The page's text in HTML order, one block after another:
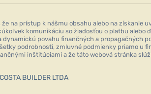
na prístup k nášmu obsahu alebo na získanie
komunikáciu so žiadosťou o platbu alebo
povahu finančných a propagačných
podrobnosti, zmluvné podmienky priamo u
inštitúciami a že táto webová stránka
BUILDER LTDA